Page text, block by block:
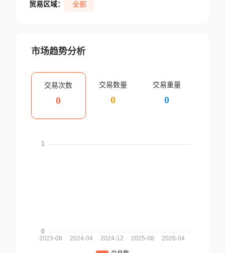
贸易区域： 全部
市场趋势分析
交易次数
0
交易数量
0
交易重量
0